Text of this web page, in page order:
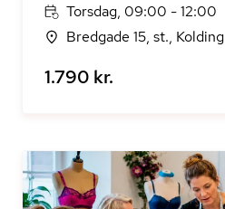
Torsdag, 09:00 - 12:00
Bredgade 15, st., Kolding
1.790 kr.